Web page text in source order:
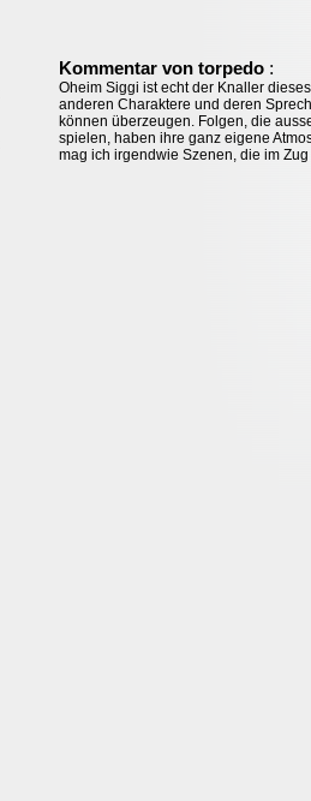
Kommentar von torpedo :
Oheim Siggi ist echt der Knaller
anderen Charaktere und deren
können überzeugen. Folgen, die
spielen, haben ihre ganz eigene
mag ich irgendwie Szenen, die im